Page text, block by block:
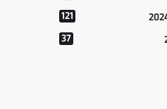
121
37